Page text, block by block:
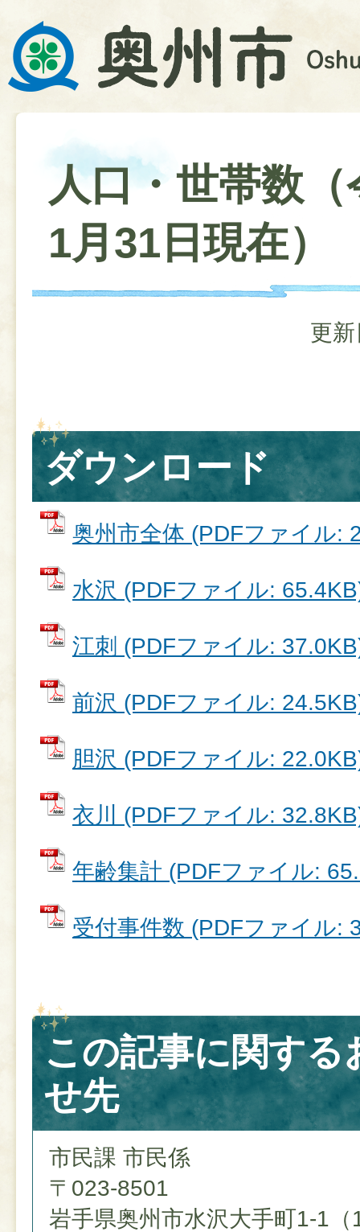
人口・世帯数
1月31日現在）
更
ダウンロード
奥州市全体 (PDFファイル:
水沢 (PDFファイル:
江刺 (PDFファイル:
前沢 (PDFファイル:
胆沢 (PDFファイル:
衣川 (PDFファイル:
年齢集計 (PDFファイル:
受付事件数 (PDFファイル:
この記事に関する
せ先
市民課 市民係
〒023-8501
岩手県奥州市水沢大手町1-1（